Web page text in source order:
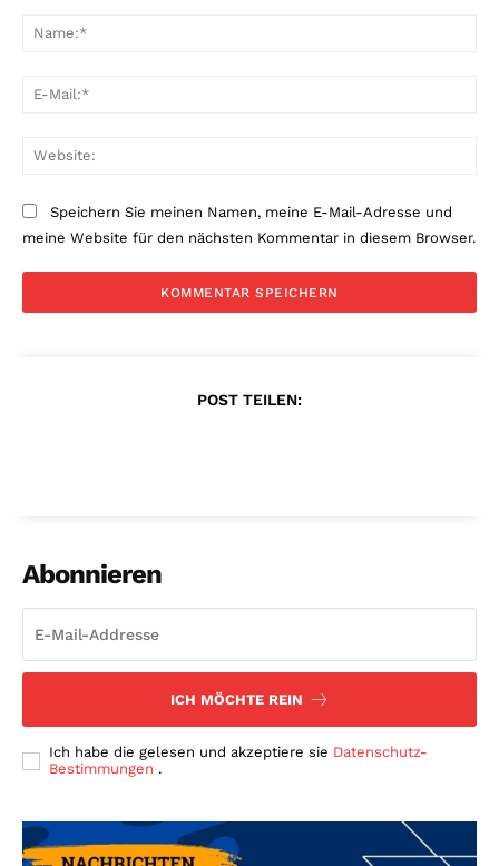
Speichern Sie meinen Namen, meine E-Mail-Adresse und
meine Website für den nächsten Kommentar in diesem Browser.
POST TEILEN:
Abonnieren
ICH MÖCHTE REIN
Ich habe die gelesen und akzeptiere sie Datenschutz-
Bestimmungen .